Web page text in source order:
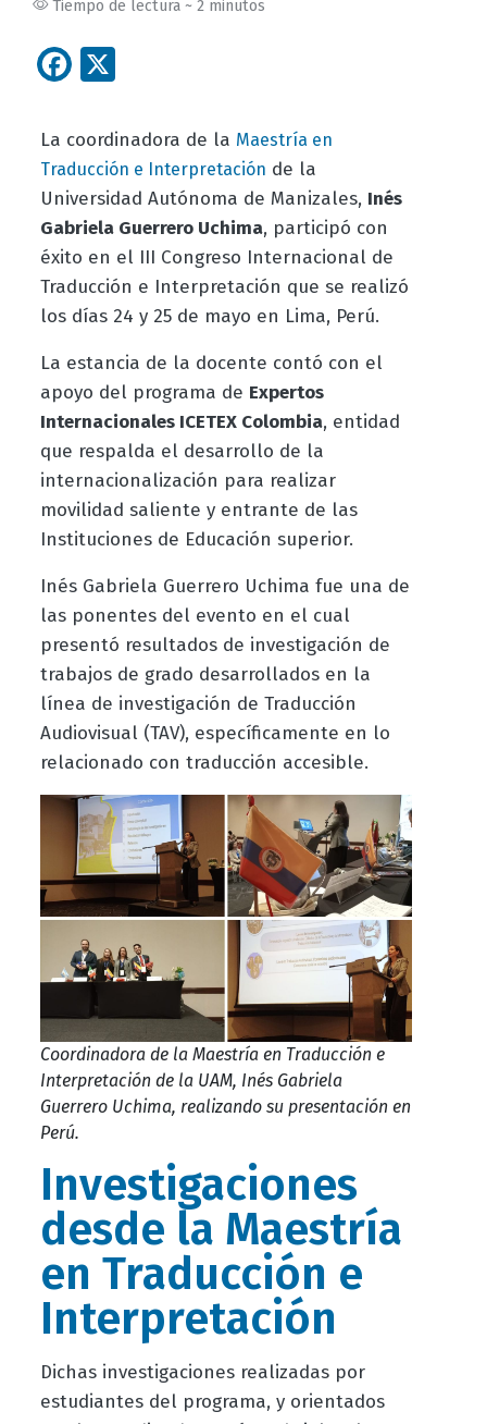
Tiempo de lectura ~ 2 minutos
Facebook
La coordinadora de la Maestría en
Traducción e Interpretación de la
Universidad Autónoma de Manizales, Inés
Gabriela Guerrero Uchima, participó con
éxito en el III Congreso Internacional de
Traducción e Interpretación que se realizó
los días 24 y 25 de mayo en Lima, Perú.
La estancia de la docente contó con el
apoyo del programa de Expertos
Internacionales ICETEX Colombia, entidad
que respalda el desarrollo de la
internacionalización para realizar
movilidad saliente y entrante de las
Instituciones de Educación superior.
Inés Gabriela Guerrero Uchima fue una de
las ponentes del evento en el cual
presentó resultados de investigación de
trabajos de grado desarrollados en la
línea de investigación de Traducción
Audiovisual (TAV), específicamente en lo
relacionado con traducción accesible.
Coordinadora de la Maestría en Traducción e
Interpretación de la UAM, Inés Gabriela
Guerrero Uchima, realizando su presentación en
Perú.
Investigaciones
desde la Maestría
en Traducción e
Interpretación
Dichas investigaciones realizadas por
estudiantes del programa, y orientados